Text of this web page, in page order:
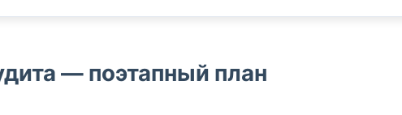
— поэтапный план